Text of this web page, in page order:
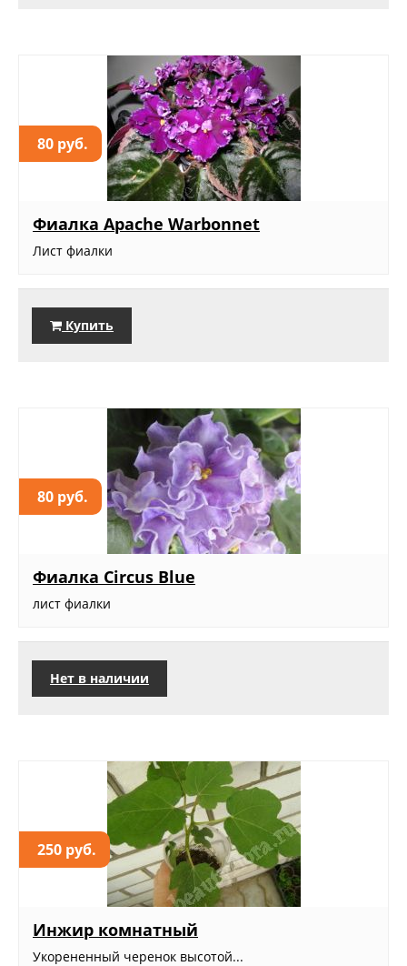
80 руб.
Фиалка Apache Warbonnet
Лист фиалки
Купить
80 руб.
Фиалка Circus Blue
лист фиалки
Нет в наличии
250 руб.
Инжир комнатный
Укорененный черенок высотой...